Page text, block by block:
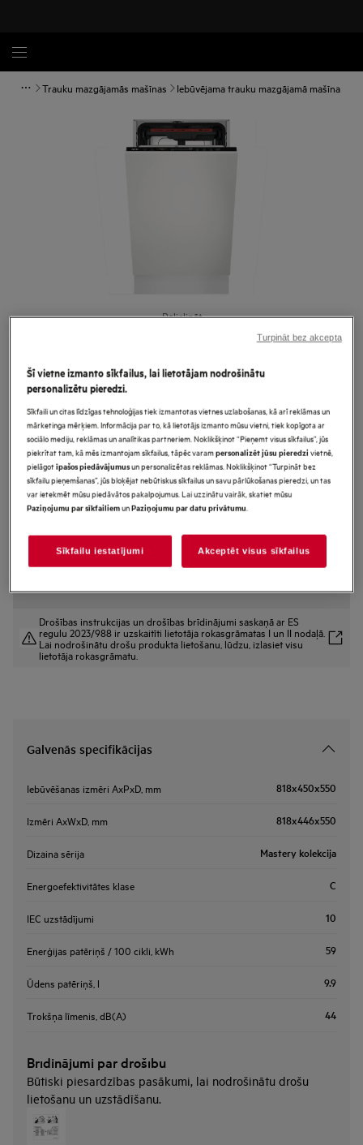
Trauku mazgājamās mašīnas Iebūvējama trauku mazgājamā mašīna
Palielināt
FSE74557P
AirDry Tehnoloģija Trauku
mazgājamā mašīna šaura (45cm)
Ražojuma informācijas lapa
Priekšrocības
7000. sērijas trauku mašīna ar SoftGrips satvērējiem un SoftSpikes
SoftSpikes un SoftGrips trauslu glāžu aizsardzībai un stabilitātei.
Dažādu izmēru galda piederumi. Tīrība viena cikla laikā ar MaxiFlex.
Drošības instrukcijas un drošības brīdinājumi saskaņā ar ES
regulu 2023/988 ir uzskaitīti lietotāja rokasgrāmatas I un II nodaļā.
Lai nodrošinātu drošu produkta lietošanu, lūdzu, izlasiet visu
lietotāja rokasgrāmatu.
Galvenās specifikācijas
Iebūvēšanas izmēri AxPxD, mm 818x450x550
Izmēri AxWxD, mm 818x446x550
Dizaina sērija Mastery kolekcija
Energoefektivitātes klase C
IEC uzstādījumi 10
Enerģijas patēriņš / 100 cikli, kWh 59
Ūdens patēriņš, l 9.9
Trokšņa līmenis, dB(A) 44
Brīdinājumi par drošību
Būtiski piesardzības pasākumi, lai nodrošinātu drošu
lietošanu un uzstādīšanu.
Šī vietne izmanto sīkfailus, lai lietotājam nodrošinātu
personalizētu pieredzi.
Sīkfaili un citas līdzīgas tehnoloģijas tiek izmantotas vietnes uzlabošanas, kā arī reklāmas un
mārketinga mērķiem. Informācija par to, kā lietotājs izmanto mūsu vietni, tiek kopīgota ar
sociālo mediju, reklāmas un analītikas partneriem. Noklikšķinot “Pieņemt visus sīkfailus”, jūs
piekrītat tam, kā mēs izmantojam sīkfailus, tāpēc varampersonalizēt jūsu pieredzivietnē,
pielāgotīpašos piedāvājumusun personalizētas reklāmas. Noklikšķinot “Turpināt bez
sīkfailu pieņemšanas”, jūs bloķējat nebūtiskus sīkfailus un savu pārlūkošanas pieredzi, un tas
var ietekmēt mūsu piedāvātos pakalpojumus. Lai uzzinātu vairāk, skatiet mūsu
Paziņojumu par sīkfailiemunPaziņojumu par datu privātumu.
Sīkfailu iestatījumi Akceptēt visus sīkfailus
Turpināt bez akcepta